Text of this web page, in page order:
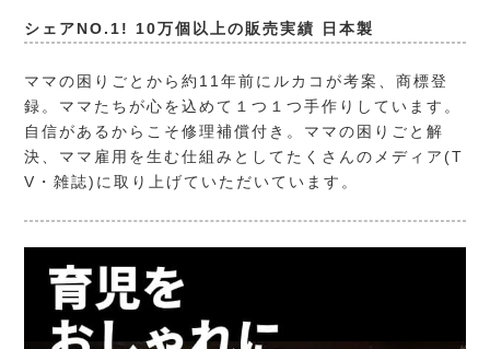
シェアNO.1! 10万個以上の販売実績 日本製
ママの困りごとから約11年前にルカコが考案、商標登
録。ママたちが心を込めて１つ１つ手作りしています。
自信があるからこそ修理補償付き。ママの困りごと解
決、ママ雇用を生む仕組みとしてたくさんのメディア(T
V・雑誌)に取り上げていただいています。